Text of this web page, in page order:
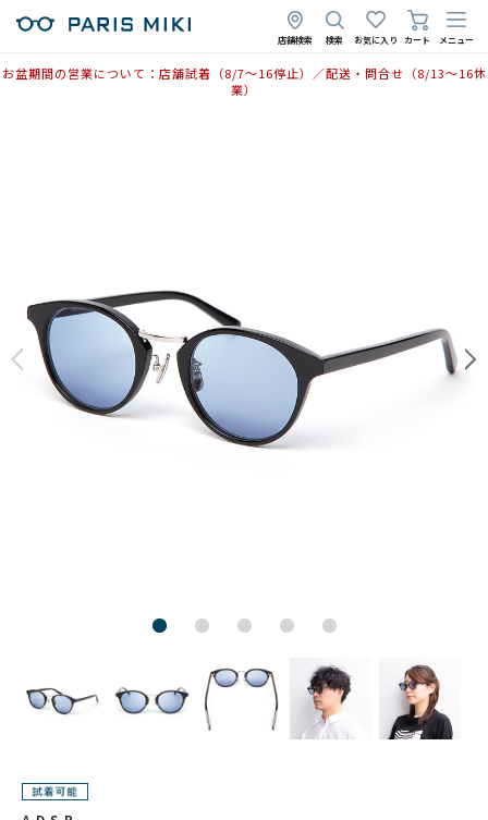
店舗検索 検索 お気に入り カート メニュー
お盆期間の営業について：店舗試着（8/7〜16停止）／配送・問合せ（8/13〜16休
業）